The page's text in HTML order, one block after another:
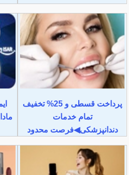
پرداخت قسطی و 25% تخفیف
تمام خدمات
دندانپزشکی◀فرصت محدود